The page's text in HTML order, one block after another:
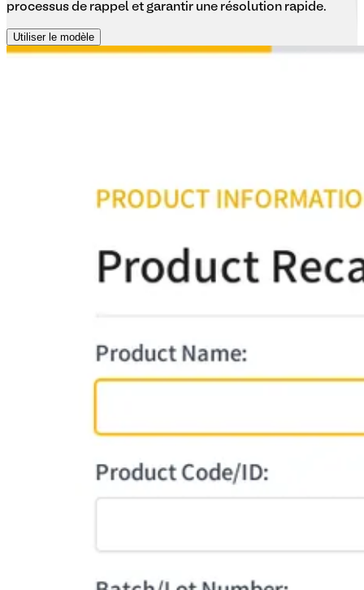
processus de rappel et garantir une résolution rapide.
Utiliser le modèle